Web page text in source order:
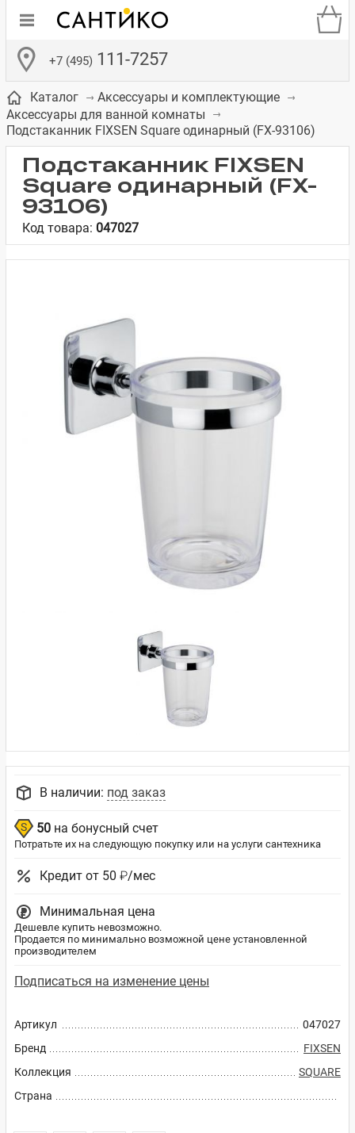
+7 (495) 111-7257
Бачки для
унитазов
Сиденья для
Смесители для
встраиваемых
систем
Зеркало-шкаф
Полки в ванную
Комоды в
Каталог
Аксессуары и комплектующие
Аксессуары для ванной комнаты
Подстаканник FIXSEN Square одинарный (FX-93106)
Подстаканник FIXSEN
Square одинарный (FX-
93106)
Код товара: 047027
Артикул
047027
Бренд
FIXSEN
Коллекция
SQUARE
Страна
В наличии: под заказ
50 на бонусный счет
Потратьте их на следующую покупку или на услуги сантехника
Кредит от 50 ₽/мес
Минимальная цена
Дешевле купить невозможно.
Продается по минимально возможной цене установленной
производителем
Подписаться на изменение цены